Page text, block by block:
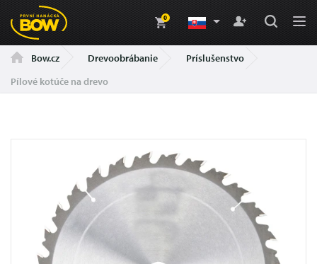
0
Bow.cz Drevoobrábanie
Príslušenstvo
Pílové kotúče na drevo